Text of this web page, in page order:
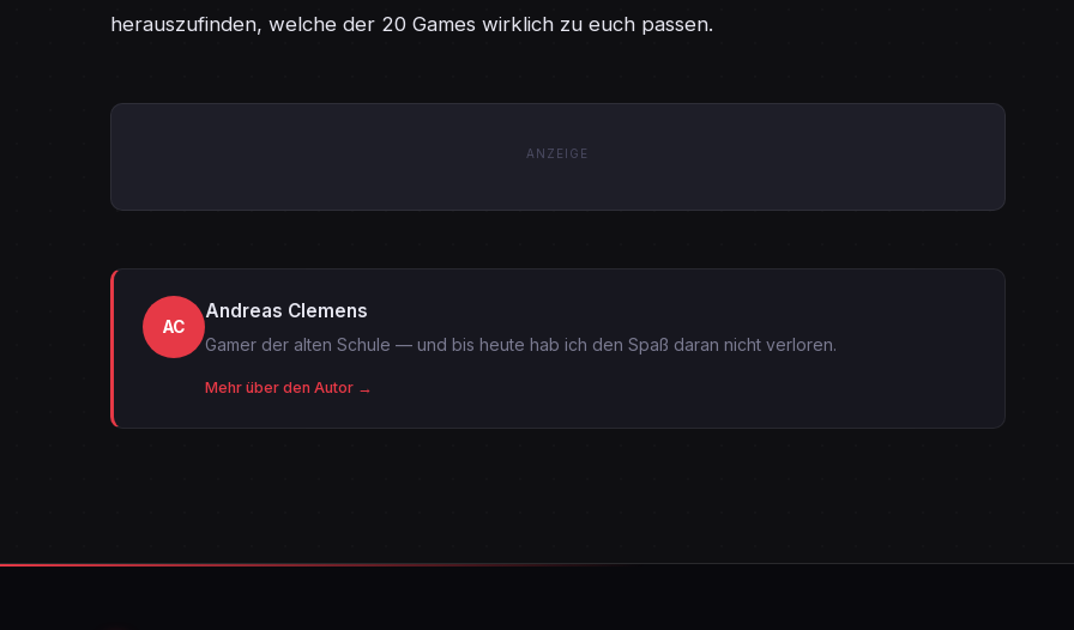
herauszufinden, welche der 20 Games wirklich zu euch passen.
ANZEIGE
AC
Andreas Clemens
Gamer der alten Schule — und bis heute hab ich den Spaß daran nicht verloren.
Mehr über den Autor →